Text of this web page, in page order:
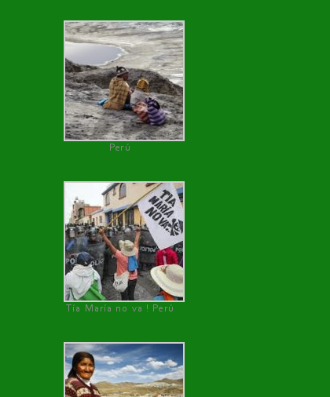
Perú
Tía María no va ! Perú